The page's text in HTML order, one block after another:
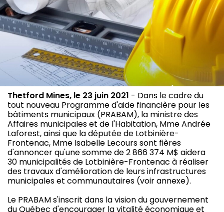
Thetford Mines, le 23 juin 2021 - Dans le cadre du
tout nouveau Programme d'aide financière pour les
bâtiments municipaux (PRABAM), la ministre des
Affaires municipales et de l'Habitation, Mme Andrée
Laforest, ainsi que la députée de Lotbinière-
Frontenac, Mme Isabelle Lecours sont fières
d'annoncer qu'une somme de 2 866 374 M$ aidera
30 municipalités de Lotbinière-Frontenac à réaliser
des travaux d'amélioration de leurs infrastructures
municipales et communautaires (voir annexe).
Le PRABAM s'inscrit dans la vision du gouvernement
du Québec d'encourager la vitalité économique et